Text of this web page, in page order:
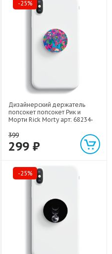
-25%
Дизайнерский держатель
попсокет попсокет Рик и
Морти Rick Morty арт: 68234-
399
299 ₽
-25%